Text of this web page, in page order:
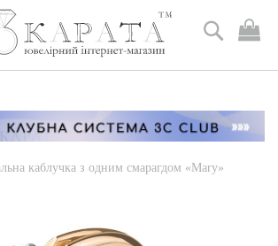
Пошук
каблучка з одним смарагдом «Mary»